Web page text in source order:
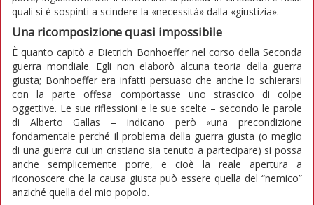
quali si è sospinti a scindere la «necessità» dalla «giustizia».
Una ricomposizione quasi impossibile
È quanto capitò a Dietrich Bonhoeffer nel corso della Seconda
guerra mondiale. Egli non elaborò alcuna teoria della guerra
giusta; Bonhoeffer era infatti persuaso che anche lo schierarsi
con la parte offesa comportasse uno strascico di colpe
oggettive. Le sue riflessioni e le sue scelte – secondo le parole
di Alberto Gallas – indicano però «una precondizione
fondamentale perché il problema della guerra giusta (o meglio
di una guerra cui un cristiano sia tenuto a partecipare) si possa
anche semplicemente porre, e cioè la reale apertura a
riconoscere che la causa giusta può essere quella del “nemico”
anziché quella del mio popolo.